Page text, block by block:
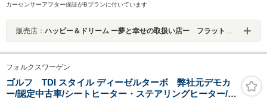
カーセンサーアフター保証がBプランに付いています
販売店： ハッピー＆ドリーム ー夢と幸せの取扱い店ー フラット７富山
フォルクスワーゲン
ゴルフ TDI スタイル ディーゼルターボ 弊社元デモカ
ー/認定中古車/シートヒーター・ステアリングヒーター/純